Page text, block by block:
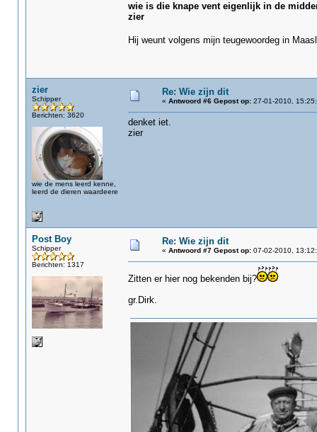
wie is die knape vent eigenlijk in de
zier
Hij weunt volgens mijn teugewoordeg in
zier
Schipper
Berichten: 3620
wie de mens leerd kenne,
leerd de dieren waardeere
Re: Wie zijn dit
« Antwoord #6 Gepost op:27-01-2010,
denket iet.
zier
Post Boy
Schipper
Berichten: 1317
Re: Wie zijn dit
« Antwoord #7 Gepost op:07-02-2010,
Zitten er hier nog bekenden bij?
gr.Dirk.